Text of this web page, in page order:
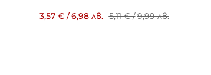
3,57 €/6,98 лв. 5,11 €/9,99 лв.